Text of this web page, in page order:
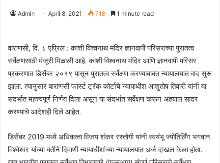
Admin April 8, 2021 718 1 minute read
वाराणसी, दि. ८ एप्रिल : काशी विश्वनाथ मंदिर ज्ञानवापी परिसराच्या पुरातत्व
सर्वेक्षणसाठी मंजूरी मिळाली आहे. काशी विश्वनाथ मंदिर आणि ज्ञानवापी परिसर
प्रकरणात डिसेंबर २०१९ पासून पुरातत्व सर्वेक्षण करण्याबाबत न्यायालयात वाद सुरू
झाला. त्यानुसार वाराणसी फार्स्ट ट्रॅक कोर्टाचे न्यायाधीश आशुतोष तिवारी यांनी या
संदर्भात महत्त्वपूर्ण निर्णय दिला असून या संदर्भात सर्वेक्षण करून अहवाल सादर
करण्याचे आदेशही दिले आहेत.
डिसेंबर 2019 मध्ये अधिवक्ता विजय शंकर रस्तोगी यांनी स्वयंभू ज्योतिर्लिंग भगवान
विश्वेश्वर यांच्या वतीने दिवाणी न्यायाधीशांच्या न्यायालयात अर्ज दाखल केला होता.